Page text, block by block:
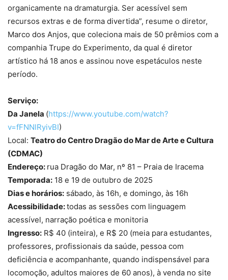
organicamente na dramaturgia. Ser acessível sem
recursos extras e de forma divertida”, resume o diretor,
Marco dos Anjos, que coleciona mais de 50 prêmios com a
companhia Trupe do Experimento, da qual é diretor
artístico há 18 anos e assinou nove espetáculos neste
período.
Serviço:
Da Janela (https://www.youtube.com/watch?
v=fFNNlRyivBI)
Local: Teatro do Centro Dragão do Mar de Arte e Cultura
(CDMAC)
Endereço: rua Dragão do Mar, nº 81 – Praia de Iracema
Temporada: 18 e 19 de outubro de 2025
Dias e horários: sábado, às 16h, e domingo, às 16h
Acessibilidade:todas as sessões com linguagem
acessível, narração poética e monitoria
Ingresso: R$ 40 (inteira), e R$ 20 (meia para estudantes,
professores, profissionais da saúde, pessoa com
deficiência e acompanhante, quando indispensável para
locomoção, adultos maiores de 60 anos), à venda no site